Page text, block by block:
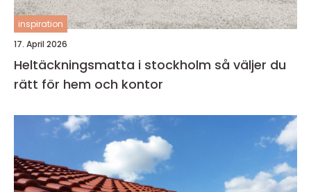
inspiration
17. April 2026
Heltäckningsmatta i stockholm så väljer du
rätt för hem och kontor